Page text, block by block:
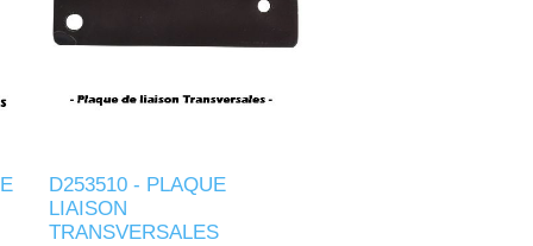
D253510 - PLAQUE
LIAISON
TRANSVERSALES